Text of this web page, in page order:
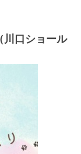
川口ショール